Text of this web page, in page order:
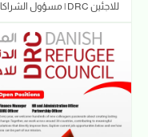
للاجئين DRC | مسؤول الشراكات قطاع كردفان